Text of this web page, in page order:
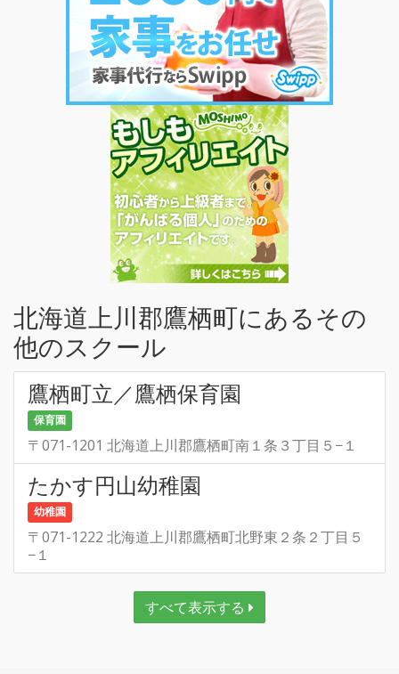
北海道上川郡鷹栖町にあるその
他のスクール
鷹栖町立／鷹栖保育園
保育園
〒071-1201 北海道上川郡鷹栖町南１条３丁目５−１
たかす円山幼稚園
幼稚園
〒071-1222 北海道上川郡鷹栖町北野東２条２丁目５
−１
すべて表示する